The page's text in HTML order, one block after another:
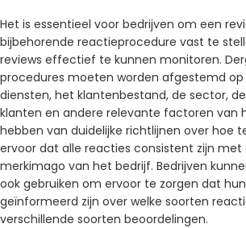
Het is essentieel voor bedrijven om een
bijbehorende reactieprocedure vast te
reviews effectief te kunnen monitoren.
procedures moeten worden afgestemd
diensten, het klantenbestand, de sector,
klanten en andere relevante factoren van
hebben van duidelijke richtlijnen over hoe
ervoor dat alle reacties consistent zijn
merkimago van het bedrijf. Bedrijven
ook gebruiken om ervoor te zorgen dat
geïnformeerd zijn over welke soorten
verschillende soorten beoordelingen.